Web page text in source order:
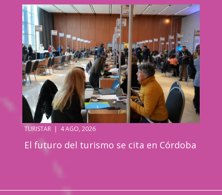
TURISTAR | 4 AGO, 2026
El futuro del turismo se cita en Córdoba